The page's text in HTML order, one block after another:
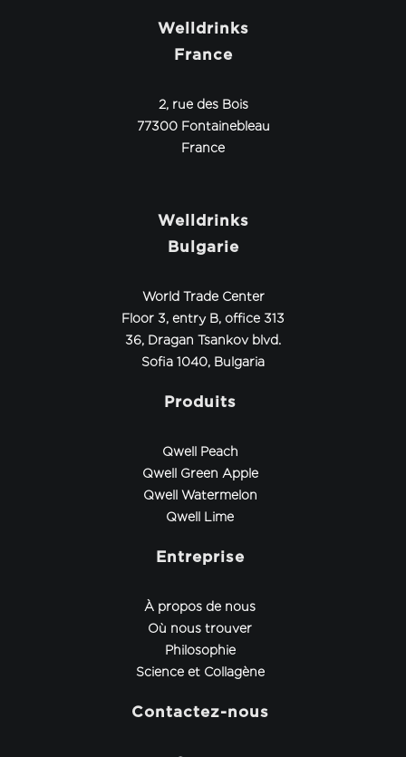
Welldrinks
France
2, rue des Bois
77300 Fontainebleau
France
Welldrinks
Bulgarie
World Trade Center
Floor 3, entry B, office 313
36, Dragan Tsankov blvd.
Sofia 1040, Bulgaria
Produits
Qwell Peach
Qwell Green Apple
Qwell Watermelon
Qwell Lime
Entreprise
À propos de nous
Où nous trouver
Philosophie
Science et Collagène
Contactez-nous